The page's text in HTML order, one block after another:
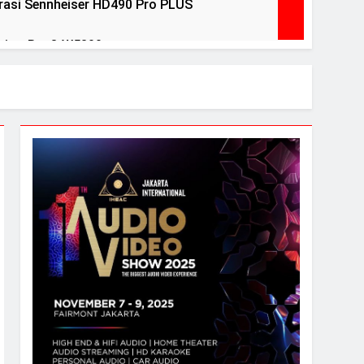
Sennheiser HD490 Pro PLUS
BenQ W5800
menguji headphone dan speaker Anda
Pelegrina edisi terbatas